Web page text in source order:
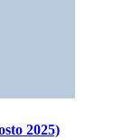
2025)